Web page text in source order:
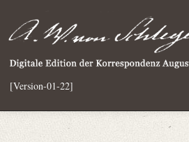
[Version-01-22]